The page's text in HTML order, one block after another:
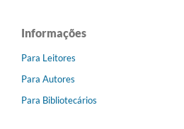
Informações
Para Leitores
Para Autores
Para Bibliotecários